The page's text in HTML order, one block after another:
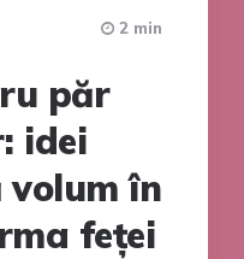
păr
idei
volum în
feței
2 min